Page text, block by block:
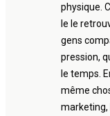
physique.
le le
gens
pression,
le temps.
même
marketing,